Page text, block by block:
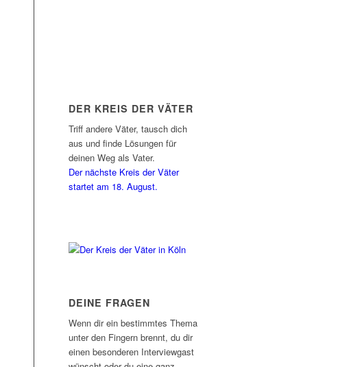
DER KREIS DER VÄTER
Triff andere Väter, tausch dich
aus und finde Lösungen für
deinen Weg als Vater.
Der nächste Kreis der Väter
startet am 18. August.
DEINE FRAGEN
Wenn dir ein bestimmtes Thema
unter den Fingern brennt, du dir
einen besonderen Interviewgast